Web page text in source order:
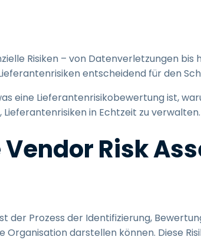
einer
Risiken – von Datenverletzungen bis
entscheidend für den
eine Lieferantenrisikobewertung ist,
in Echtzeit zu verwalten.
Risk
der Prozess der Identifizierung,
Organisation darstellen können. Diese